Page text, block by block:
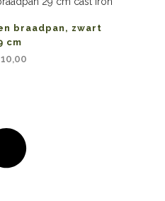
braadpan, zwart
cm